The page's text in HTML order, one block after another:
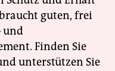
guten, frei
und
Finden Sie
unterstützen Sie